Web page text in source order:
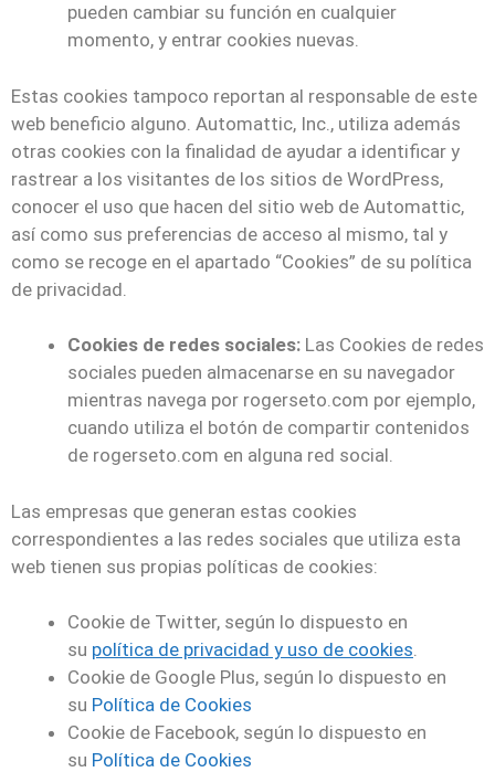
pueden cambiar su función en cualquier
momento, y entrar cookies nuevas.
Estas cookies tampoco reportan al responsable de este
web beneficio alguno. Automattic, Inc., utiliza además
otras cookies con la finalidad de ayudar a identificar y
rastrear a los visitantes de los sitios de WordPress,
conocer el uso que hacen del sitio web de Automattic,
así como sus preferencias de acceso al mismo, tal y
como se recoge en el apartado “Cookies” de su política
de privacidad.
Cookies de redes sociales: Las Cookies de redes
sociales pueden almacenarse en su navegador
mientras navega por rogerseto.com por ejemplo,
cuando utiliza el botón de compartir contenidos
de rogerseto.com en alguna red social.
Las empresas que generan estas cookies
correspondientes a las redes sociales que utiliza esta
web tienen sus propias políticas de cookies:
Cookie de Twitter, según lo dispuesto en
su política de privacidad y uso de cookies.
Cookie de Google Plus, según lo dispuesto en
su Política de Cookies
Cookie de Facebook, según lo dispuesto en
su Política de Cookies